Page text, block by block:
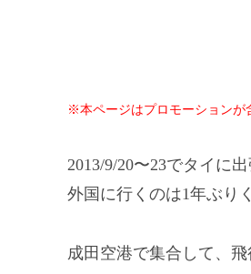
※本ページはプロモーションが
2013/9/20〜23でタイに
外国に行くのは1年ぶり
成田空港で集合して、飛